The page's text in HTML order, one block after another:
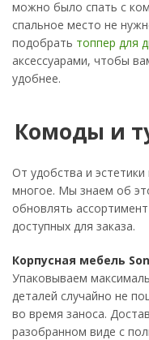
можно было спать с
спальное место не
подобрать топпер для
аксессуарами, чтобы
удобнее.
Комоды и
От удобства и
многое. Мы знаем об
обновлять ассортимент
доступных для заказа.
Корпусная мебель
Упаковываем
деталей случайно не
во время заноса.
разобранном виде с